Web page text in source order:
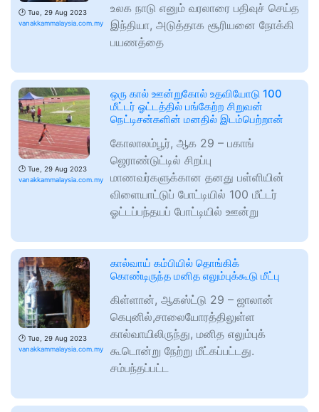
🕑 Tue, 29 Aug 2023
vanakkammalaysia.com.my
உலக நாடு எனும் வரலாரை பதிவுச் செய்த
இந்தியா, அடுத்தாக சூரியனை நோக்கி
பயணத்தை
🕑 Tue, 29 Aug 2023
vanakkammalaysia.com.my
ஒரு கால் ஊன்றுகோல் உதவியோடு 100
மீட்டர் ஓட்டத்தில் பங்கேற்ற சிறுவன்
நெட்டிசன்களின் மனதில் இடம்பெற்றான்
கோலாலம்பூர், ஆக 29 – பகாங்
ஜெராண்டுட்டில் சிறப்பு
மாணவர்களுக்கான தனது பள்ளியின்
விளையாட்டுப் போட்டியில் 100 மீட்டர்
ஓட்டப்பந்தயப் போட்டியில் ஊன்று
🕑 Tue, 29 Aug 2023
vanakkammalaysia.com.my
கால்வாய் கம்பியில் தொங்கிக்
கொண்டிருந்த மனித எலும்புக்கூடு மீட்பு
கிள்ளான், ஆகஸ்ட்டு 29 – ஜாலான்
கெபுனில்,சாலையோரத்திலுள்ள
கால்வாயிலிருந்து, மனித எலும்புக்
கூடொன்று நேற்று மீட்கப்பட்டது.
சம்பந்தப்பட்ட